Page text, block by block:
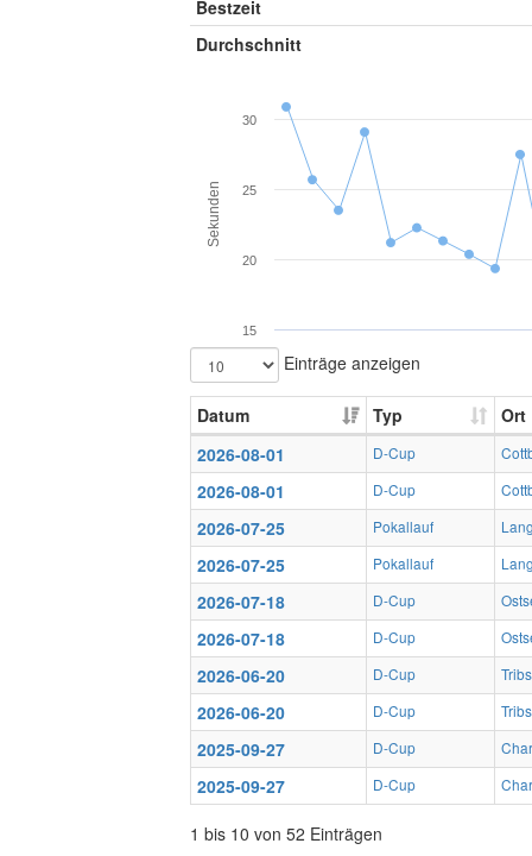
Bestzeit
Durchschnitt
Sekunden
15
20
25
30
Einträge anzeigen
Datum Typ
Ort
2026-08-01
D-Cup
2026-08-01 D-Cup
2026-07-25 Pokallauf
2026-07-25 Pokallauf
2026-07-18 D-Cup
2026-07-18 D-Cup
2026-06-20 D-Cup
2026-06-20 D-Cup
2025-09-27 D-Cup
2025-09-27 D-Cup
1 bis 10 von 52 Einträgen